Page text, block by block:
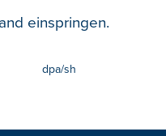
einspringen.
dpa/sh